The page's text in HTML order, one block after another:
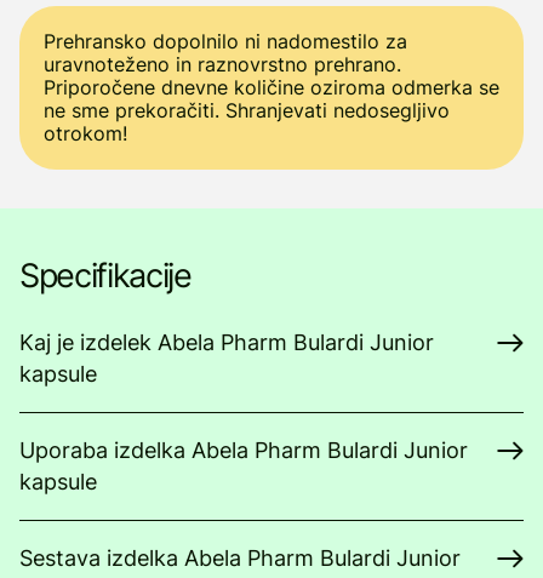
Prehransko dopolnilo ni nadomestilo za
uravnoteženo in raznovrstno prehrano.
Priporočene dnevne količine oziroma odmerka se
ne sme prekoračiti. Shranjevati nedosegljivo
otrokom!
Specifikacije
Kaj je izdelek Abela Pharm Bulardi Junior
kapsule
Uporaba izdelka Abela Pharm Bulardi Junior
kapsule
Sestava izdelka Abela Pharm Bulardi Junior